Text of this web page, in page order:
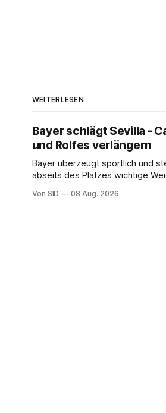
WEITERLESEN
Bayer schlägt Sevilla -
und Rolfes verlängern
Bayer überzeugt sportlich und
abseits des Platzes wichtige
Von SID 08 Aug. 2026